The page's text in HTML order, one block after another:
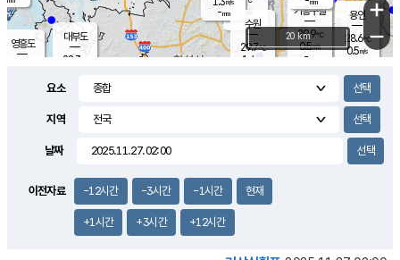
영흥도
용인
28.6℃
0.5m/s
0.3m/s
대부도
28.3
m/s
mm
기흥구갈
29.9℃
0.5m/s
-
-mm
수원
29.7℃
1.4 m/s
+
−
20 km
요소
지역
날짜
이전자료 -12시간 -3시간 -1시간 현재
+1시간 +3시간 +12시간